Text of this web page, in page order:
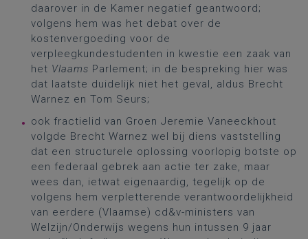
daarover in de Kamer negatief geantwoord;
volgens hem was het debat over de
kostenvergoeding voor de
verpleegkundestudenten in kwestie een zaak van
het Vlaams Parlement; in de bespreking hier was
dat laatste duidelijk niet het geval, aldus Brecht
Warnez en Tom Seurs;
ook fractielid van Groen Jeremie Vaneeckhout
volgde Brecht Warnez wel bij diens vaststelling
dat een structurele oplossing voorlopig botste op
een federaal gebrek aan actie ter zake, maar
wees dan, ietwat eigenaardig, tegelijk op de
volgens hem verpletterende verantwoordelijkheid
van eerdere (Vlaamse) cd&v-ministers van
Welzijn/Onderwijs wegens hun intussen 9 jaar